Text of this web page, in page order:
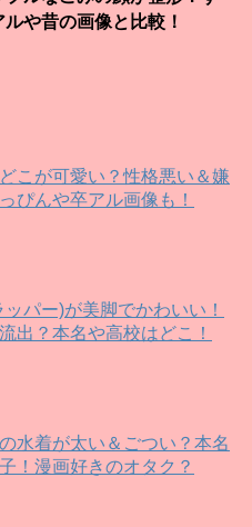
や昔の画像と比較！
こが可愛い？性格悪い＆嫌
ぴんや卒アル画像も！
パー)が美脚でかわいい！
出？本名や高校はどこ！
水着が太い＆ごつい？本名
！漫画好きのオタク？